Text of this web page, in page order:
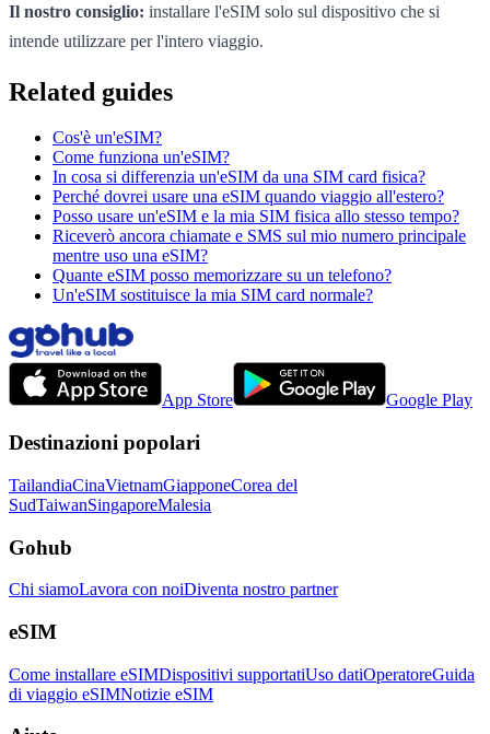
Il nostro consiglio: installare l'eSIM solo sul dispositivo che si
intende utilizzare per l'intero viaggio.
Related guides
Cos'è un'eSIM?
Come funziona un'eSIM?
In cosa si differenzia un'eSIM da una SIM card fisica?
Perché dovrei usare una eSIM quando viaggio all'estero?
Posso usare un'eSIM e la mia SIM fisica allo stesso tempo?
Riceverò ancora chiamate e SMS sul mio numero principale
mentre uso una eSIM?
Quante eSIM posso memorizzare su un telefono?
Un'eSIM sostituisce la mia SIM card normale?
App Store Google Play
Destinazioni popolari
TailandiaCinaVietnamGiapponeCorea del
SudTaiwanSingaporeMalesia
Gohub
Chi siamoLavora con noiDiventa nostro partner
eSIM
Come installare eSIMDispositivi supportatiUso datiOperatoreGuida
di viaggio eSIMNotizie eSIM